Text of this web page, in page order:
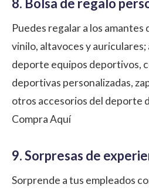
Puedes regalar a los amantes
vinilo, altavoces y auriculares;
deporte equipos deportivos,
deportivas personalizadas,
otros accesorios del deporte
Compra Aquí
9. Sorpresas de
Sorprende a tus empleados